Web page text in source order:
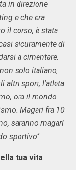
in direzione
e che era
il corso, è stata
sicuramente di
a cimentare.
solo italiano,
altri sport, l'atleta
ora il mondo
Magari fra 10
saranno magari
sportivo”
tua vita